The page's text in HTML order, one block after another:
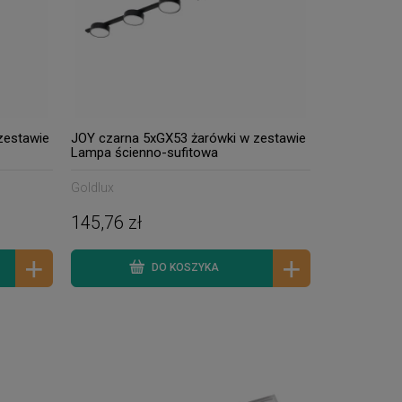
lampa sufitowa 1xLED
zintegrowany 2700-6500K -
kolor biały
290,18 zł
Cena regularna:
320,15 zł
JOY czarna 5xGX53 żarówki w zestawie
Lampa ścienno-sufitowa
Goldlux
145,76 zł
DO KOSZYKA